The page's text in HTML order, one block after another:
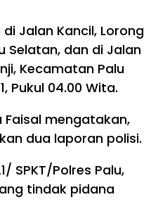
Jalan Kancil, Lorong
Selatan, dan di Jalan
Kecamatan Palu
Pukul 04.00 Wita.
Faisal mengatakan,
dua laporan polisi.
SPKT/Polres Palu,
tindak pidana